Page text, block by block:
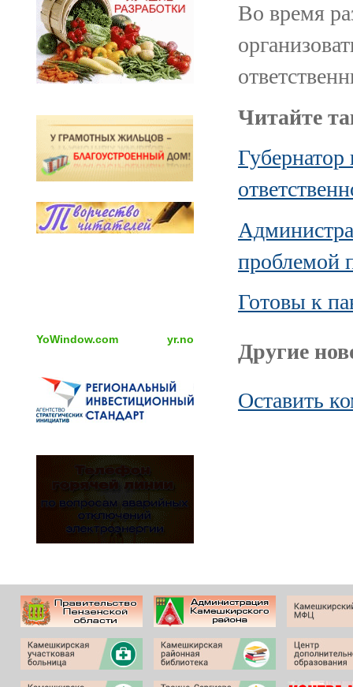
YoWindow.com yr.no
Во время
Читайте
проблемой
Готовы к
Другие
Оставить